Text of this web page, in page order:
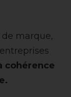
marque,
cohérence